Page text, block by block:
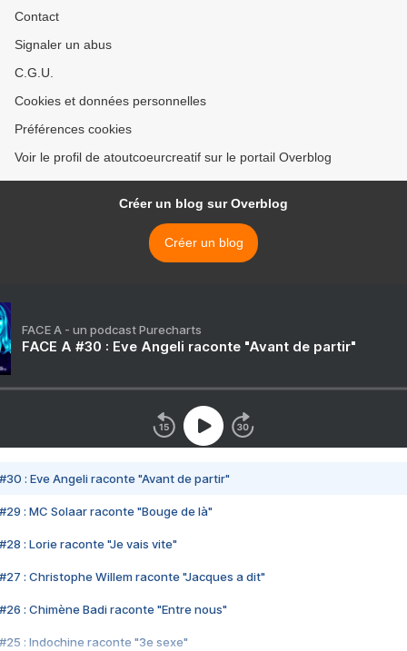
Contact
Signaler un abus
C.G.U.
Cookies et données personnelles
Préférences cookies
Voir le profil de atoutcoeurcreatif sur le portail Overblog
Créer un blog sur Overblog
Créer un blog
FACE A - un podcast Purecharts
FACE A #30 : Eve Angeli raconte "Avant de partir"
#30 : Eve Angeli raconte "Avant de partir"
#29 : MC Solaar raconte "Bouge de là"
#28 : Lorie raconte "Je vais vite"
#27 : Christophe Willem raconte "Jacques a dit"
#26 : Chimène Badi raconte "Entre nous"
#25 : Indochine raconte "3e sexe"